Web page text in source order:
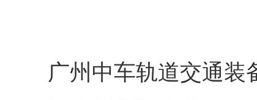
广州中车轨道交通装